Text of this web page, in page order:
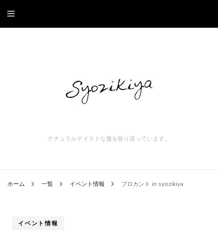
ナチュラルテイストな服を取り扱っています。
ホーム 一覧 イベント情報 ブロカント in syozikiya
イベント情報